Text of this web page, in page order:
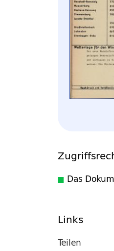
Das
Links
Teilen